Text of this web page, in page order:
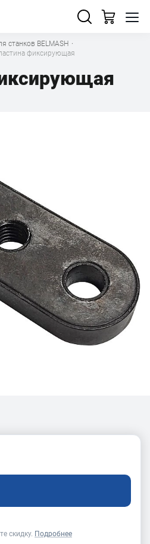
станков BELMASH ·
фиксирующая
скидку. Подробнее